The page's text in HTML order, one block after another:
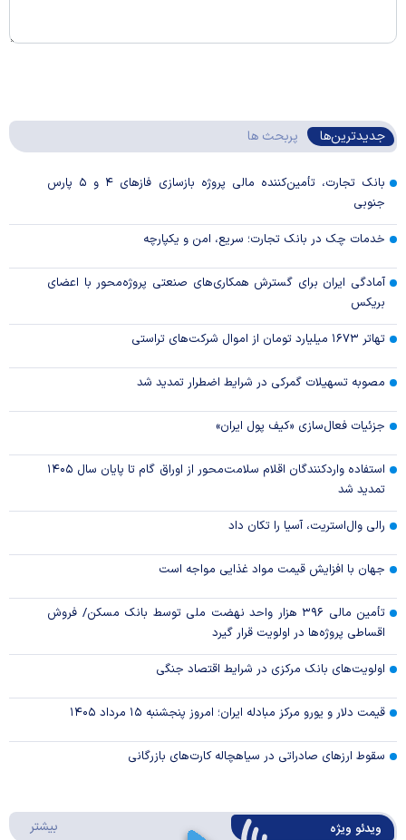
جدیدترین‌ها پربحث ها
بانک تجارت، تأمین‌کننده مالی پروژه بازسازی فاز‌های ۴ و ۵ پارس
جنوبی
خدمات چک در بانک تجارت؛ سریع، امن و یکپارچه
آمادگی ایران برای گسترش همکاری‌های صنعتی پروژه‌محور با اعضای
بریکس
تهاتر ۱۶۷۳ میلیارد تومان از اموال شرکت‌های تراستی
مصوبه تسهیلات گمرکی در شرایط اضطرار تمدید شد
جزئیات فعال‌سازی «کیف پول ایران»
استفاده واردکنندگان اقلام سلامت‌محور از اوراق گام تا پایان سال ۱۴۰۵
تمدید شد
رالی وال‌استریت، آسیا را تکان داد
جهان با افزایش قیمت مواد غذایی مواجه است
تأمین مالی ۳۹۶ هزار واحد نهضت ملی توسط بانک مسکن/ فروش
اقساطی پروژه‌ها در اولویت قرار گیرد
اولویت‌های بانک مرکزی در شرایط اقتصاد جنگی
قیمت دلار و یورو مرکز مبادله ایران؛ امروز پنجشنبه ۱۵ مرداد ۱۴۰۵
سقوط ارزهای صادراتی در سیاهچاله کارت‌های بازرگانی
ویدئو ویژه بیشتر